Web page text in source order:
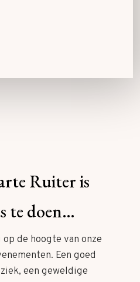
Ruiter is
te doen…
de hoogte van onze
Een goed
een geweldige